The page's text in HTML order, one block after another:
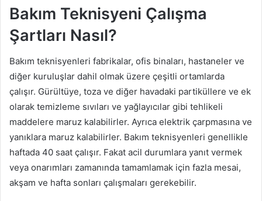
Bakım Teknisyeni Çalışma
Şartları Nasıl?
Bakım teknisyenleri fabrikalar, ofis binaları, hastaneler ve
diğer kuruluşlar dahil olmak üzere çeşitli ortamlarda
çalışır. Gürültüye, toza ve diğer havadaki partiküllere ve ek
olarak temizleme sıvıları ve yağlayıcılar gibi tehlikeli
maddelere maruz kalabilirler. Ayrıca elektrik çarpmasına ve
yanıklara maruz kalabilirler. Bakım teknisyenleri genellikle
haftada 40 saat çalışır. Fakat acil durumlara yanıt vermek
veya onarımları zamanında tamamlamak için fazla mesai,
akşam ve hafta sonları çalışmaları gerekebilir.